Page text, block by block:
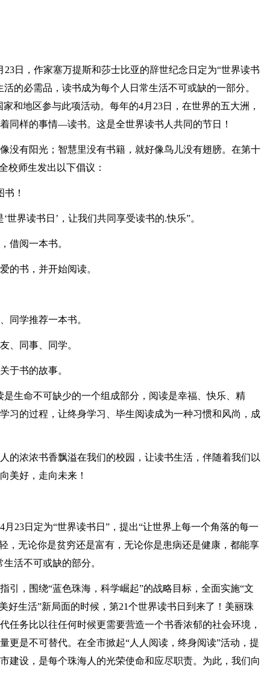
23日，作家塞万提斯和莎士比亚的辞世纪念日定为“世界读书
的必需品，读书成为每个人日常生活不可或缺的一部分。
和地区参与此项活动。每年的4月23日，在世界的五大洲，
同样的事情—读书。这是全世界读书人共同的节日！
没有阳光；智慧里没有书籍，就好像鸟儿没有翅膀。在第十
校师生发出以下倡议：
！
界读书日’，让我们共同享受读书的.快乐”。
借阅一本书。
的书，并开始阅读。
同学推荐一本书。
、同事、同学。
于书的故事。
是生命不可缺少的一个组成部分，阅读是幸福、快乐、精
习的过程，让终身学习、毕生阅读成为一种习惯和风尚，成
的浓浓书香飘溢在我们的校园，让读书生活，伴随着我们以
美好，走向未来！
23日定为“世界读书日”，提出“让世界上每一个角落的每一
，无论你是贫穷还是富有，无论你是患病还是健康，都能享
活不可或缺的部分。
引，围绕“蓝色珠海，科学崛起”的战略目标，全面实施“文
好生活”新局面的时候，第21个世界读书日到来了！美丽珠
任务比以往任何时候更需要营造一个书香浓郁的社会环境，
更是不可替代。在全市掀起“人人阅读，终身阅读”活动，提
建设，是每个珠海人的光荣使命和应尽职责。为此，我们向